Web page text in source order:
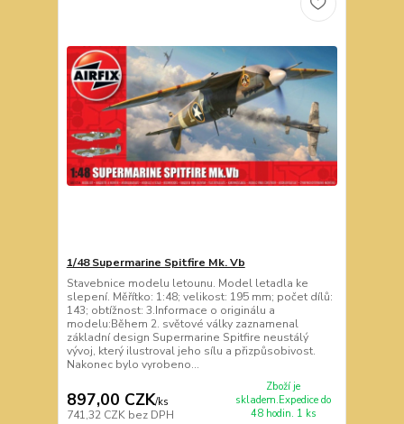
1/48 Supermarine Spitfire Mk. Vb
Stavebnice modelu letounu. Model letadla ke
slepení. Měřítko: 1:48; velikost: 195 mm; počet dílů:
143; obtížnost: 3.Informace o originálu a
modelu:Během 2. světové války zaznamenal
základní design Supermarine Spitfire neustálý
vývoj, který ilustroval jeho sílu a přizpůsobivost.
Nakonec bylo vyrobeno...
897,00 CZK/ks
741,32 CZK bez DPH
Zboží je
skladem.Expedice do
48 hodin. 1 ks